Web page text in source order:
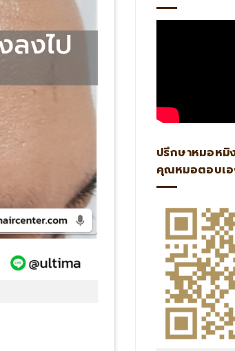
ปรึกษาหมอหมิ
คุณหมอตอบเ